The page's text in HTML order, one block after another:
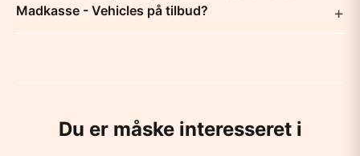
Madkasse - Vehicles på tilbud?
Du er måske interesseret i